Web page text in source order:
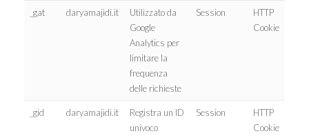
_gat daryamajidi.it
Utilizzato da
Google
Analytics per
limitare la
frequenza
delle richieste
Session
HTTP
Cookie
_gid daryamajidi.it
Registra un ID
univoco
Session
HTTP
Cookie